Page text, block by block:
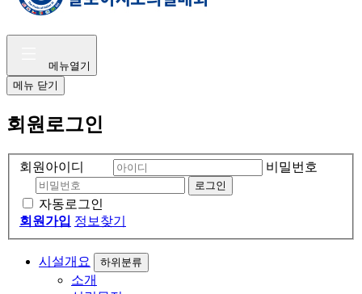
메뉴열기
메뉴 닫기
회원로그인
회원아이디 비밀번호
자동로그인
회원가입 정보찾기
시설개요 하위분류
소개